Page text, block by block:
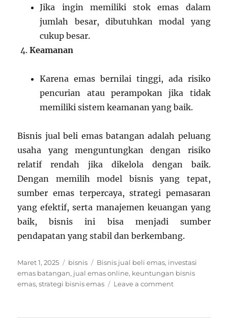
Jika ingin memiliki stok emas dalam
jumlah besar, dibutuhkan modal yang
cukup besar.
Keamanan
Karena emas bernilai tinggi, ada risiko
pencurian atau perampokan jika tidak
memiliki sistem keamanan yang baik.
Bisnis jual beli emas batangan adalah peluang
usaha yang menguntungkan dengan risiko
relatif rendah jika dikelola dengan baik.
Dengan memilih model bisnis yang tepat,
sumber emas terpercaya, strategi pemasaran
yang efektif, serta manajemen keuangan yang
baik, bisnis ini bisa menjadi sumber
pendapatan yang stabil dan berkembang.
Posted
on
Maret 1, 2025 Categories
bisnis Tags
Bisnis jual beli emas, investasi
emas batangan, jual emas online, keuntungan bisnis
emas,strategi bisnis emas Leave a commenton